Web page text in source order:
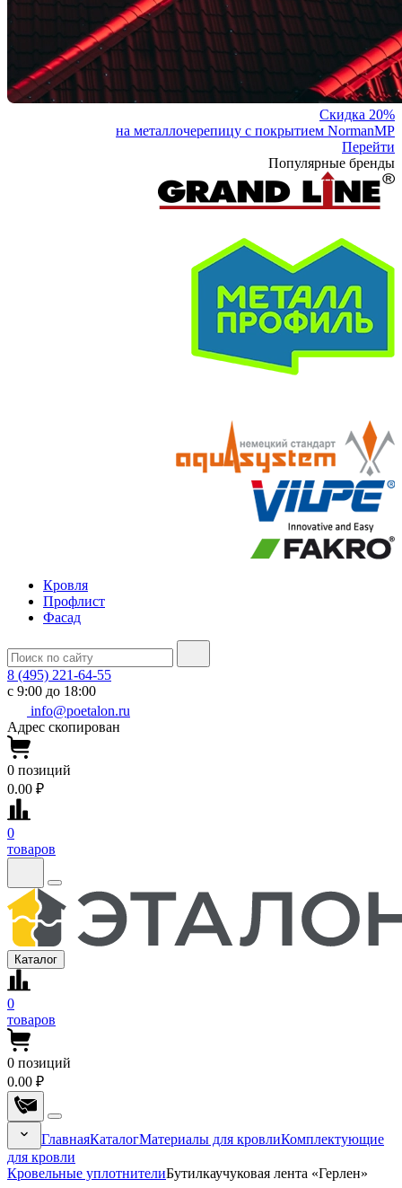
Скидка 20%
на металлочерепицу с покрытием NormanMP
Перейти
Популярные бренды
Кровля
Профлист
Фасад
8 (495) 221-64-55
с 9:00 до 18:00
info@poetalon.ru
Адрес скопирован
0 позиций
0.00 ₽
0
товаров
Каталог
0
товаров
0 позиций
0.00 ₽
ГлавнаяКаталогМатериалы для кровлиКомплектующие
для кровли
Кровельные уплотнителиБутилкаучуковая лента «Герлен»